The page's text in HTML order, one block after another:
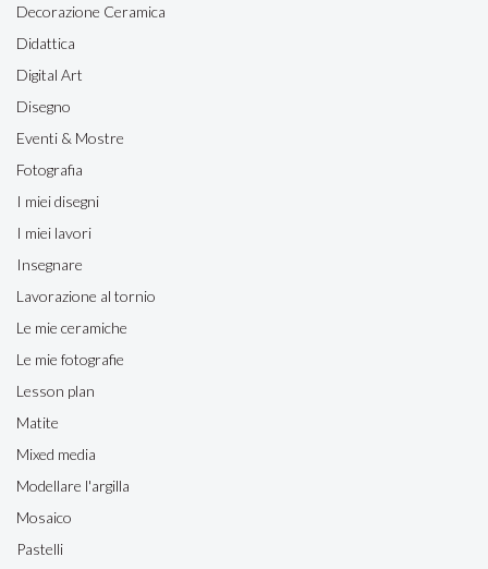
Decorazione Ceramica
Didattica
Digital Art
Disegno
Eventi & Mostre
Fotografia
I miei disegni
I miei lavori
Insegnare
Lavorazione al tornio
Le mie ceramiche
Le mie fotografie
Lesson plan
Matite
Mixed media
Modellare l'argilla
Mosaico
Pastelli